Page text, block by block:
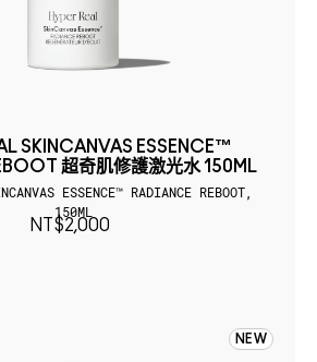
SKINCANVAS ESSENCE™
超奇肌修護激光水 150ML
ESSENCE™ RADIANCE REBOOT,
150ML
NT$2,000
NEW